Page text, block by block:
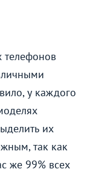
у каждого
их
так как
же 99% всех